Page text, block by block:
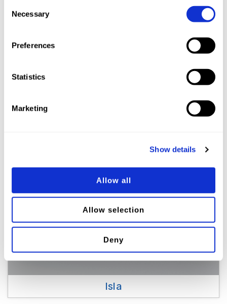
"Reject cookies" button.
Selection
Necessary
Preferences
Statistics
Marketing
Show details
Allow all
Allow selection
Deny
Isla